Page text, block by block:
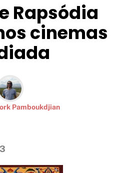
Rapsódia
cinemas
Pamboukdjian